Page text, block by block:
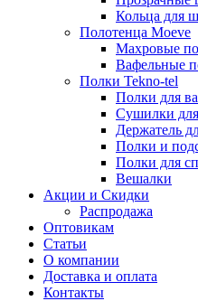
Кольца для
Полотенца Moeve
Махровые
Вафельные
Полки Tekno-tel
Полки для
Сушилки
Держатель
Полки и
Полки для
Вешалки
Акции и Скидки
Распродажа
Оптовикам
Статьи
О компании
Доставка и оплата
Контакты